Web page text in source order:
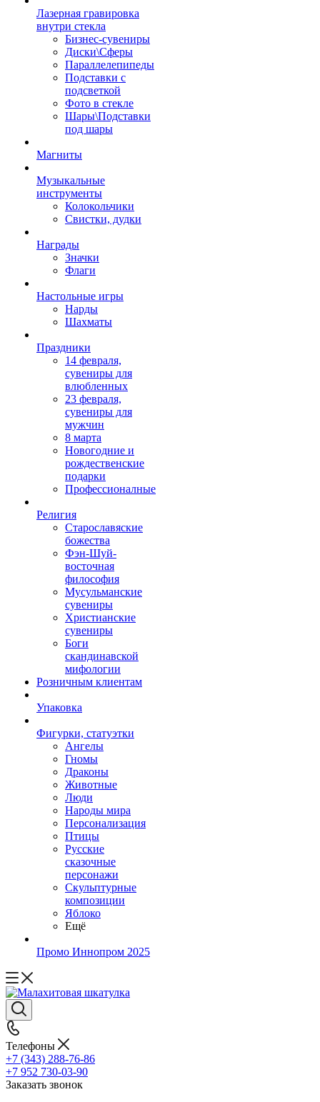
Лазерная гравировка
внутри стекла
Бизнес-сувениры
Диски\Сферы
Параллелепипеды
Подставки с
подсветкой
Фото в стекле
Шары\Подставки
под шары
Магниты
Музыкальные
инструменты
Колокольчики
Свистки, дудки
Награды
Значки
Флаги
Настольные игры
Нарды
Шахматы
Праздники
14 февраля,
сувениры для
влюбленных
23 февраля,
сувениры для
мужчин
8 марта
Новогодние и
рождественские
подарки
Профессионалные
Религия
Старославяские
божества
Фэн-Шуй-
восточная
философия
Мусульманские
сувениры
Христианские
сувениры
Боги
скандинавской
мифологии
Розничным клиентам
Упаковка
Фигурки, статуэтки
Ангелы
Гномы
Драконы
Животные
Люди
Народы мира
Персонализация
Птицы
Русские
сказочные
персонажи
Скульптурные
композиции
Яблоко
Ещё
Промо Иннопром 2025
Телефоны
+7 (343) 288-76-86
+7 952 730-03-90
Заказать звонок